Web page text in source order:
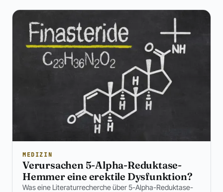
MEDIZIN
Verursachen 5-Alpha-Reduktase-
Hemmer eine erektile Dysfunktion?
Was eine Literaturrecherche über 5-Alpha-Reduktase-